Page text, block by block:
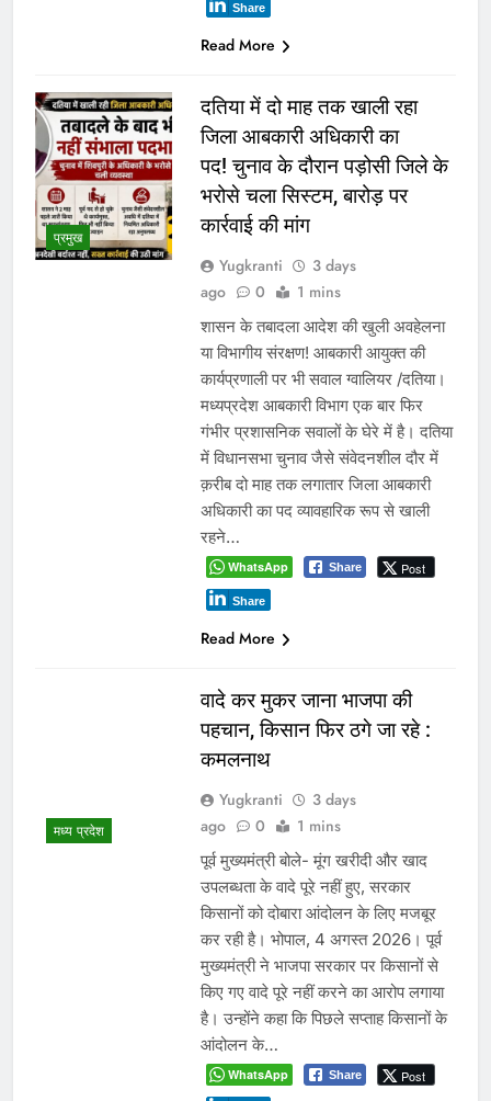
Share
Read More
प्रमुख
दतिया में दो माह तक खाली रहा
जिला आबकारी अधिकारी का
पद! चुनाव के दौरान पड़ोसी जिले के
भरोसे चला सिस्टम, बारोड़ पर
कार्रवाई की मांग
Yugkranti
3 days
ago
0 1 mins
शासन के तबादला आदेश की खुली अवहेलना
या विभागीय संरक्षण! आबकारी आयुक्त की
कार्यप्रणाली पर भी सवाल ग्वालियर /दतिया।
मध्यप्रदेश आबकारी विभाग एक बार फिर
गंभीर प्रशासनिक सवालों के घेरे में है। दतिया
में विधानसभा चुनाव जैसे संवेदनशील दौर में
क़रीब दो माह तक लगातार जिला आबकारी
अधिकारी का पद व्यावहारिक रूप से खाली
रहने…
WhatsApp Share Post
Share
Read More
मध्य प्रदेश
वादे कर मुकर जाना भाजपा की
पहचान, किसान फिर ठगे जा रहे :
कमलनाथ
Yugkranti
3 days
ago
0 1 mins
पूर्व मुख्यमंत्री बोले- मूंग खरीदी और खाद
उपलब्धता के वादे पूरे नहीं हुए, सरकार
किसानों को दोबारा आंदोलन के लिए मजबूर
कर रही है। भोपाल, 4 अगस्त 2026। पूर्व
मुख्यमंत्री ने भाजपा सरकार पर किसानों से
किए गए वादे पूरे नहीं करने का आरोप लगाया
है। उन्होंने कहा कि पिछले सप्ताह किसानों के
आंदोलन के…
WhatsApp Share Post